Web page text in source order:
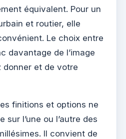
équivalent. Pour un
et routier, elle
Le choix entre
davantage de l’image
donner et de votre
finitions et options ne
sur l’une ou l’autre des
Il convient de